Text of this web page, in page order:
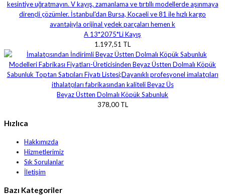
A 13*2075*Li Kayış
1.197,51 TL
Beyaz Üstten Dolmalı Köpük Sabunluk
378,00 TL
Hızlıca
Hakkımızda
Hizmetlerimiz
Sık Sorulanlar
İletişim
Bazı Kategoriler